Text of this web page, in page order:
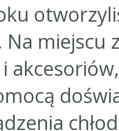
Na miejscu